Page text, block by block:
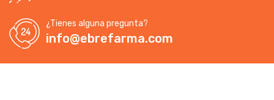
¿Tienes alguna pregunta?
info@ebrefarma.com